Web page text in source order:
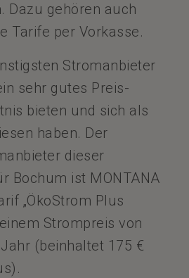
Dazu gehören auch
Tarife per Vorkasse.
Stromanbieter
sehr gutes Preis-
bieten und sich als
haben. Der
dieser
Bochum ist MONTANA
„ÖkoStrom Plus
Strompreis von
(beinhaltet 175 €